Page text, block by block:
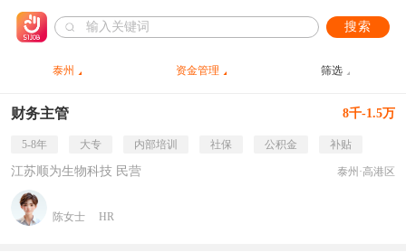
搜索
泰州 资金管理 筛选
财务主管 8千-1.5万
5-8年 大专 内部培训 社保 公积金 补贴
江苏顺为生物科技 民营 泰州·高港区
陈女士 HR